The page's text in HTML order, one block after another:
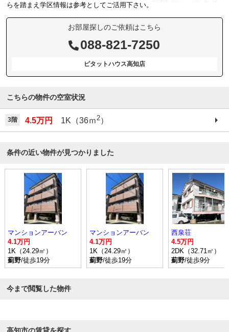
らを踏まえ学区情報は参考としてご活用下さい。
お部屋探しのご依頼はこちら
088-821-7250
ピタットハウス高知店
こちらの物件の空室状況
3階 4.5万円 1K（36ｍ2）
条件の近い物件が見つかりました
マンションアーバン
4.1万円
1K（24.29㎡）
薊野/徒歩19分
マンションアーバン
4.1万円
1K（24.29㎡）
薊野/徒歩19分
西泉荘
4.5万円
2DK（32.71㎡）
薊野/徒歩9分
今まで閲覧した物件